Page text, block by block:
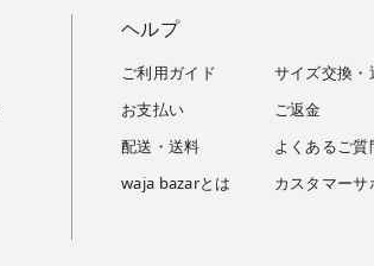
ヘルプ
ご利用ガイド
お支払い
配送・送料
waja bazarとは
サイズ交換・
ご返金
よくあるご質
カスタマーサ